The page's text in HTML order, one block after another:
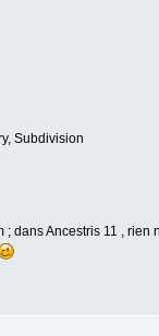
Subdivision
dans Ancestris 11 ,